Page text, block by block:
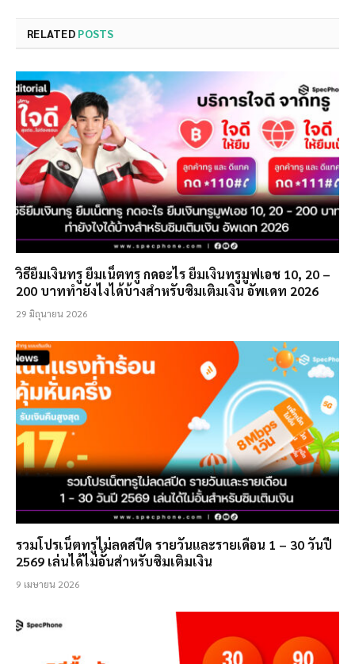
RELATED POSTS
วิธียืมเงินทรู ยืมเน็ตทรู กดอะไร ยืมเงินทรูมูฟเอช 10, 20 –
200 บาททำยังไงได้บ้างสำหรับซิมเติมเงิน อัพเดท 2026
29 มิถุนายน 2026
รวมโปรเน็ตทรูไม่ลดสปีด รายวันและรายเดือน 1 – 30 วันปี
2569 เล่นได้ไม่อั้นสำหรับซิมเติมเงิน
9 เมษายน 2026